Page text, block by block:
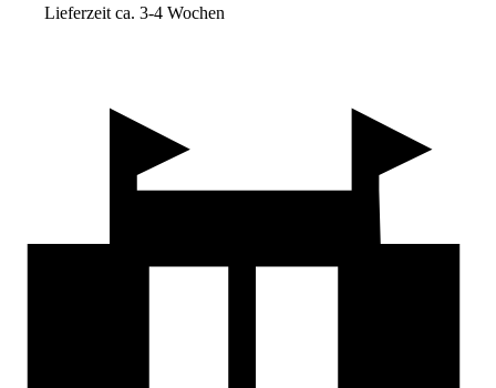
Lieferzeit ca. 3-4 Wochen